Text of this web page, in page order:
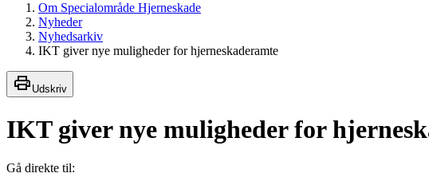
Om Specialområde Hjerneskade
Nyheder
Nyhedsarkiv
IKT giver nye muligheder for hjerneskaderamte
Udskriv
IKT giver nye muligheder for
Gå direkte til: